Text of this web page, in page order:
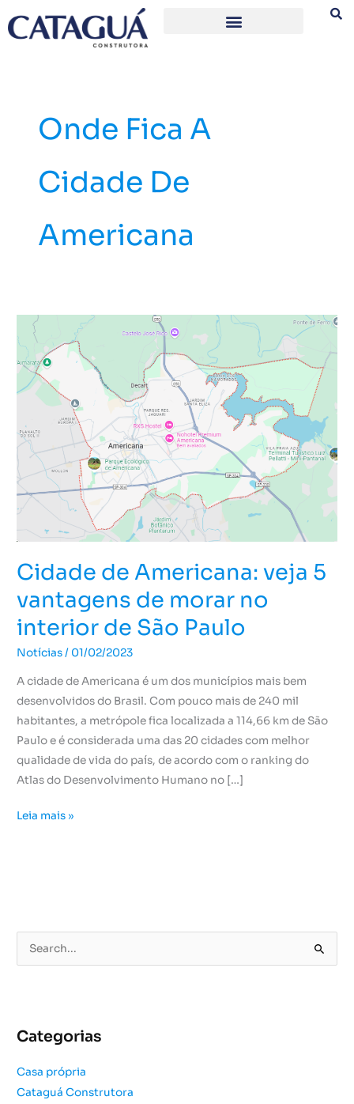
para
Onde Fica A
Cidade De
Americana
Cidade de Americana: veja 5
vantagens de morar no
interior de São Paulo
Notícias/ 01/02/2023
A cidade de Americana é um dos municípios mais bem
desenvolvidos do Brasil. Com pouco mais de 240 mil
habitantes, a metrópole fica localizada a 114,66 km de São
Paulo e é considerada uma das 20 cidades com melhor
qualidade de vida do país, de acordo com o ranking do
Atlas do Desenvolvimento Humano no […]
Cidade
de
Americana:
veja
vantagens
de
morar
no
interior
São
Paulo
Leia mais »
e
i
a
r
Categorias
Casa própria
Cataguá Construtora